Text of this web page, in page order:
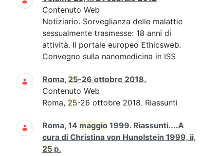
Contenuto Web
Notiziario. Sorveglianza delle malattie
sessualmente trasmesse: 18 anni di
attività. Il portale europeo Ethicsweb.
Convegno sulla nanomedicina in ISS
Roma, 25-26 ottobre 2018.
Contenuto Web
Roma, 25-26 ottobre 2018. Riassunti
Roma, 14 maggio 1999. Riassunti....A
cura di Christina von Hunolstein 1999, ii,
25 p.